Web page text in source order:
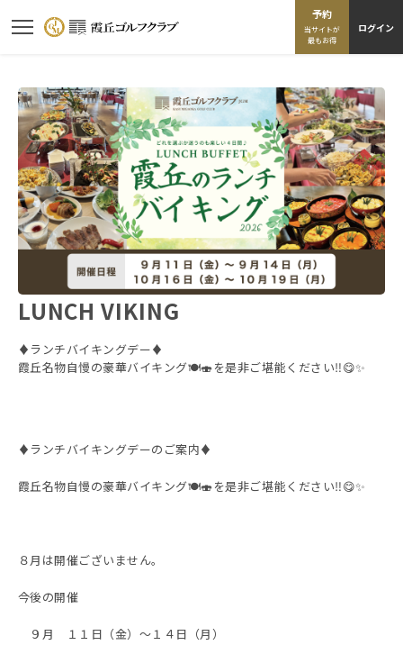
予約
当サイトが
最もお得
ログイン
LUNCH VIKING
♦️ランチバイキングデー♦️
霞丘名物自慢の豪華バイキング🍽️🍣を是非ご堪能ください‼️😋✨
♦️ランチバイキングデーのご案内♦️
霞丘名物自慢の豪華バイキング🍽️🍣を是非ご堪能ください‼️😋✨
８月は開催ございません。
今後の開催
９月 １１日（金）～１４日（月）